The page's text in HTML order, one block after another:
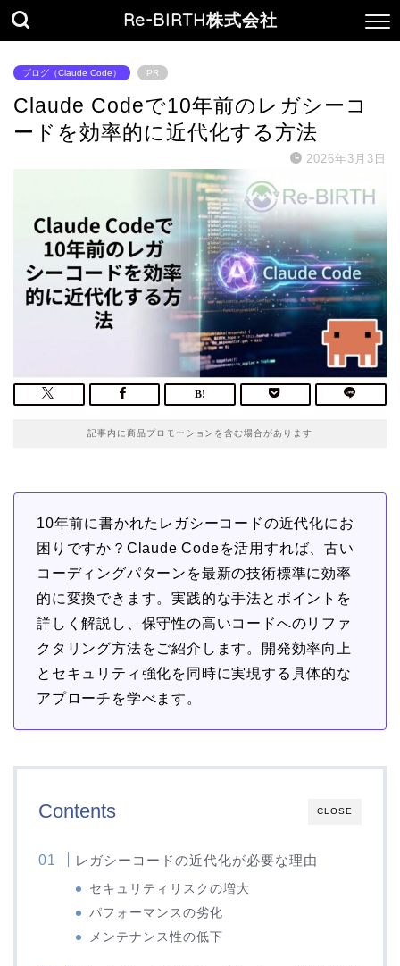
Re-BIRTH株式会社
ブログ（Claude Code） PR
Claude Codeで10年前のレガシーコ
ードを効率的に近代化する方法
2026年3月3日
記事内に商品プロモーションを含む場合があります
10年前に書かれたレガシーコードの近代化にお
困りですか？Claude Codeを活用すれば、古い
コーディングパターンを最新の技術標準に効率
的に変換できます。実践的な手法とポイントを
詳しく解説し、保守性の高いコードへのリファ
クタリング方法をご紹介します。開発効率向上
とセキュリティ強化を同時に実現する具体的な
アプローチを学べます。
CLOSE
Contents
レガシーコードの近代化が必要な理由
セキュリティリスクの増大
パフォーマンスの劣化
メンテナンス性の低下